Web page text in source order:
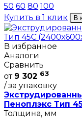
50 60 80 100
Купить в 1 клик
В
В избранное
Аналоги
Сравнить
от 9 302 63
/ за упаковку
Пеноплэкс Тип
Толщина, мм